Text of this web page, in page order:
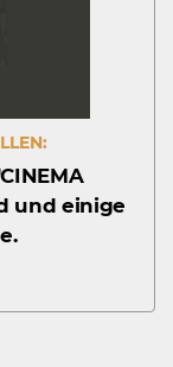
und einige